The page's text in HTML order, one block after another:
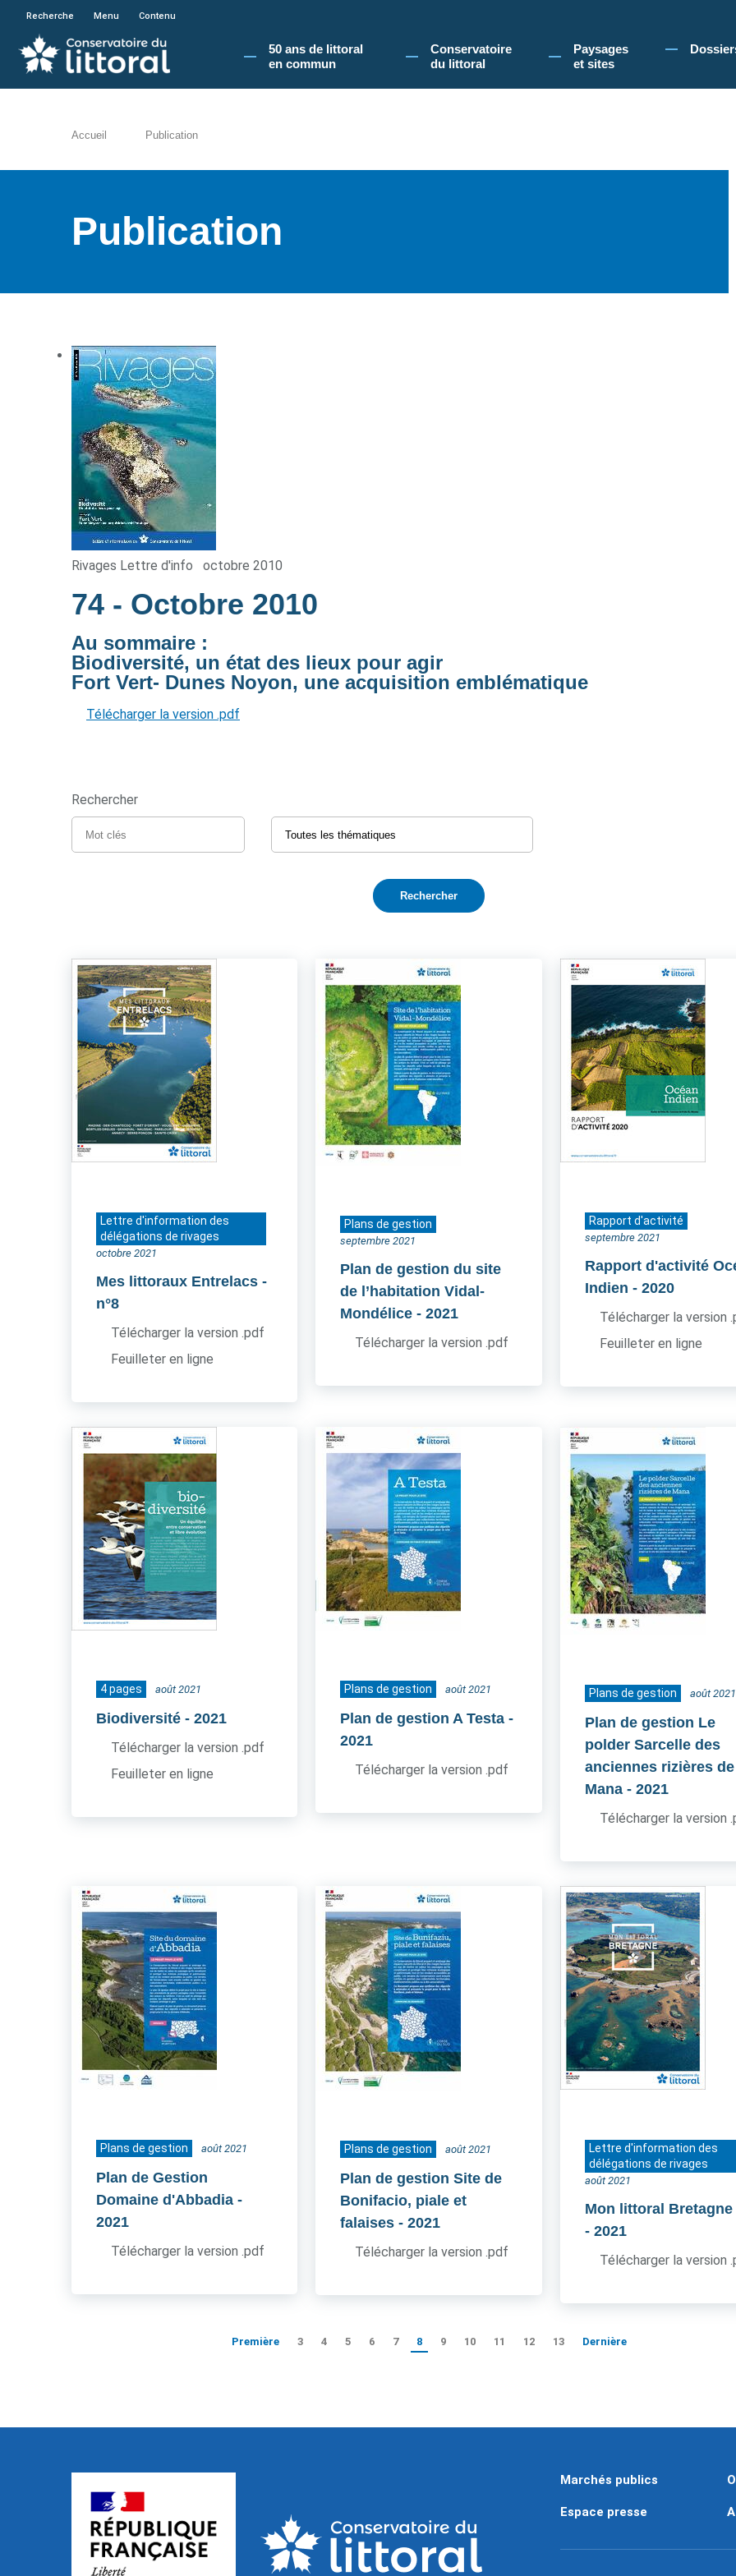
En poursuivant votre navigation sur le site du Conservatoire du littoral, vous acceptez l'utilisation de cookies pour vous
Recherche Menu Contenu
50 ans de littoral
en commun​
Conservatoire
du littoral
Paysages
et sites
Accueil Publication
Publication
Rivages Lettre d'info octobre 2010
74 - Octobre 2010
Au sommaire :
Biodiversité, un état des lieux pour agir
Fort Vert- Dunes Noyon, une acquisition emblématique
Télécharger la version .pdf
Rechercher
Lettre d'information des
délégations de rivages
octobre 2021
Mes littoraux Entrelacs -
n°8
Télécharger la version .pdf
Feuilleter en ligne
Plans de gestion
septembre 2021
Plan de gestion du site
de l’habitation Vidal-
Mondélice - 2021
Télécharger la version .pdf
Rapport d'activité
septembre 2021
Rapport d'activité
Indien - 2020
Télécharger la version
Feuilleter en ligne
4 pages août 2021
Biodiversité - 2021
Télécharger la version .pdf
Feuilleter en ligne
Plans de gestion août 2021
Plan de gestion A Testa -
2021
Télécharger la version .pdf
Plans de gestion août 2021
Plan de gestion Le
polder Sarcelle des
anciennes rizières de
Mana - 2021
Télécharger la version
Plans de gestion août 2021
Plan de Gestion
Domaine d'Abbadia -
2021
Télécharger la version .pdf
Plans de gestion août 2021
Plan de gestion Site de
Bonifacio, piale et
falaises - 2021
Télécharger la version .pdf
Lettre d'information des
délégations de rivages
août 2021
Mon littoral Bretagne
- 2021
Télécharger la version
Première 3 4 5 6 7 8 9 10 11 12 13 Dernière
Marchés publics
Espace presse